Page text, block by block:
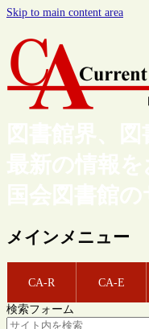
Skip to main content area
図書館界、
最新の情報
国会図書館の
メインメニュー
CA-R CA-E
検索フォーム